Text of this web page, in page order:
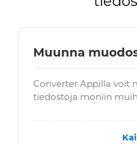
Muunna
Converter Appilla voit
tiedostoja moniin